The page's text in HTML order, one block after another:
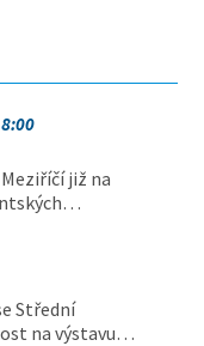
již na
Střední
na výstavu…